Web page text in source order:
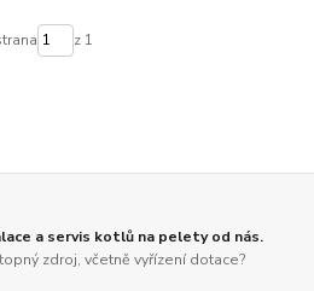
z 1
a servis kotlů na pelety od nás.
zdroj, včetně vyřízení dotace?